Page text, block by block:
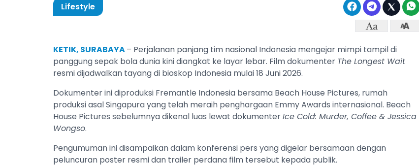
Lifestyle
KETIK, SURABAYA– Perjalanan panjang tim nasional Indonesia mengejar mimpi tampil di
panggung sepak bola dunia kini diangkat ke layar lebar. Film dokumenter The Longest Wait
resmi dijadwalkan tayang di bioskop Indonesia mulai 18 Juni 2026.
Dokumenter ini diproduksi Fremantle Indonesia bersama Beach House Pictures, rumah
produksi asal Singapura yang telah meraih penghargaan Emmy Awards internasional. Beach
House Pictures sebelumnya dikenal luas lewat dokumenterIce Cold: Murder, Coffee & Jessica
Wongso.
Pengumuman ini disampaikan dalam konferensi pers yang digelar bersamaan dengan
peluncuran poster resmi dan trailer perdana film tersebut kepada publik.